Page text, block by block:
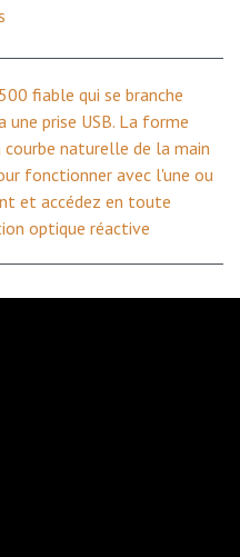
fiable qui se branche
prise USB. La forme
naturelle de la main
fonctionner avec l'une ou
et accédez en toute
optique réactive